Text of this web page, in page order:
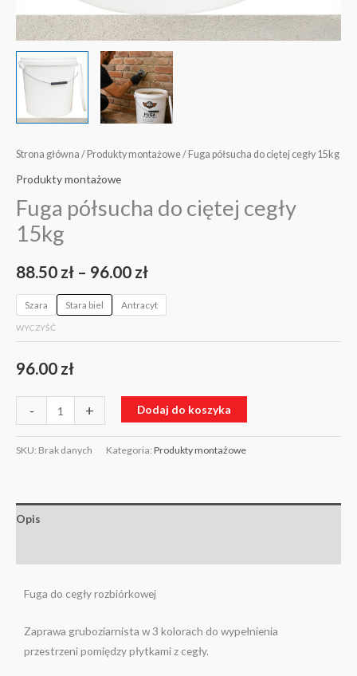
Strona główna / Produkty montażowe/ Fuga półsucha do ciętej cegły 15kg
Produkty montażowe
Fuga półsucha do ciętej cegły
15kg
88.50 zł – 96.00 zł
Szara Stara biel Antracyt
WYCZYŚĆ
96.00 zł
- + Dodaj do koszyka
SKU: Brak danych Kategoria: Produkty montażowe
Opis
Fuga do cegły rozbiórkowej
Zaprawa gruboziarnista w 3 kolorach do wypełnienia
przestrzeni pomiędzy płytkami z cegły.